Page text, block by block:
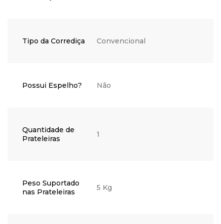
Tipo da Corrediça Convencional
Possui Espelho? Não
Quantidade de
Prateleiras
1
Peso Suportado
nas Prateleiras
5 Kg